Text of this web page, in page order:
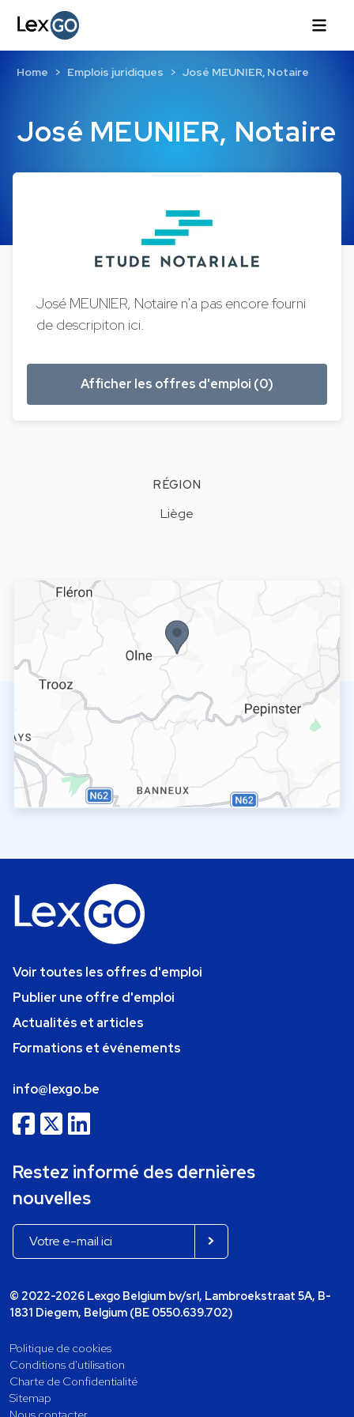
José MEUNIER, Notaire
Home Emplois juridiques José MEUNIER, Notaire
José MEUNIER, Notaire n'a pas encore fourni
de descripiton ici.
Afficher les offres d'emploi (0)
RÉGION
Liège
Voir toutes les offres d'emploi
Publier une offre d'emploi
Actualités et articles
Formations et événements
info@lexgo.be
Restez informé des dernières
nouvelles
© 2022-2026 Lexgo Belgium bv/srl, Lambroekstraat 5A, B-
1831 Diegem, Belgium (BE 0550.639.702)
Politique de cookies
Conditions d'utilisation
Charte de Confidentialité
Sitemap